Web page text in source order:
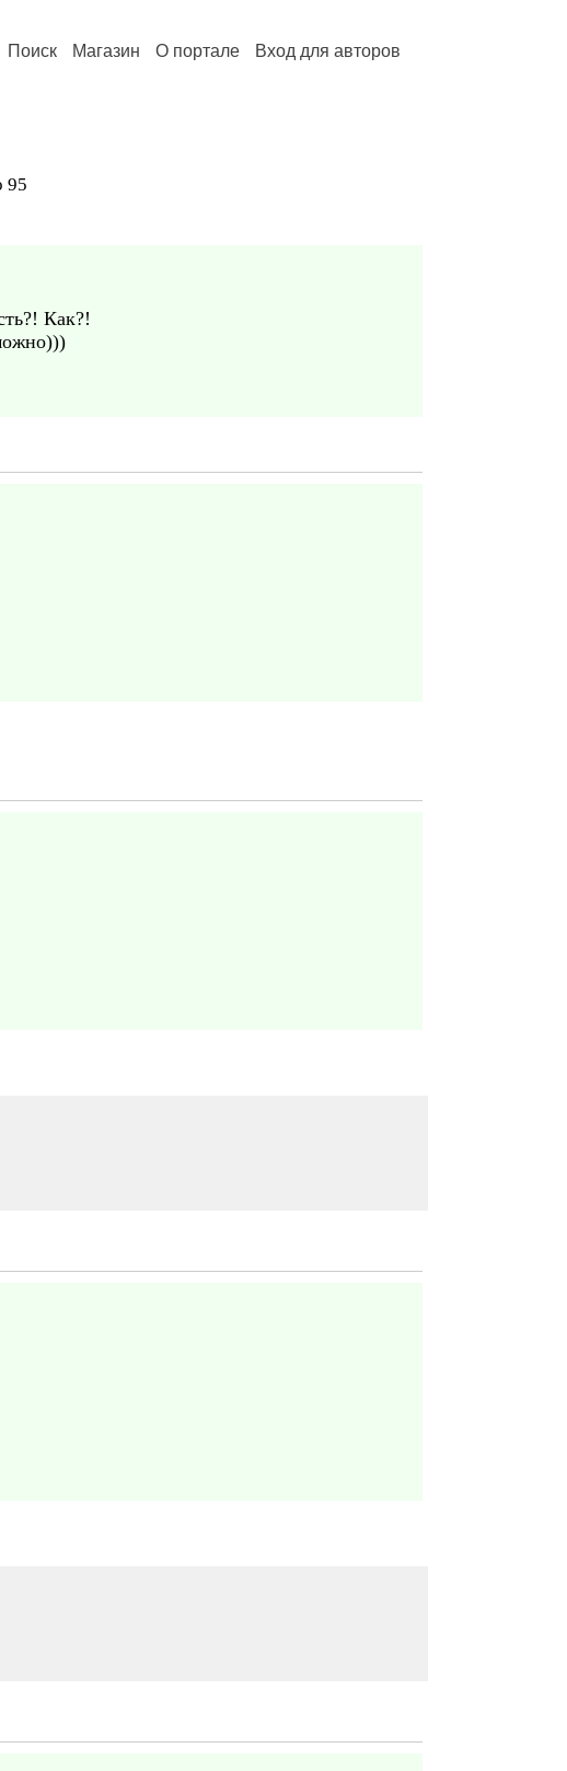
Поиск Магазин О портале Вход для авторов
95
Как?!